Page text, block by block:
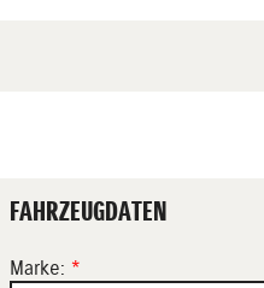
FAHRZEUGDATEN
Marke: *